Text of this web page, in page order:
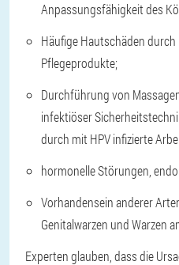
Anpassungsfähigkeit des
Häufige Hautschäden
Pflegeprodukte;
Durchführung von
infektiöser
durch mit HPV infizierte
hormonelle Störungen,
Vorhandensein anderer
Genitalwarzen und Warzen
Experten glauben, dass die